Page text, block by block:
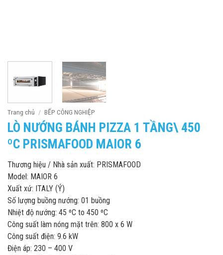
Trang chủ / BẾP CÔNG NGHIỆP
LÒ NƯỚNG BÁNH PIZZA 1 TẦNG\ 450
ºC PRISMAFOOD MAIOR 6
Thương hiệu / Nhà sản xuất: PRISMAFOOD
Model: MAIOR 6
Xuất xứ: ITALY (Ý)
Số lượng buồng nướng: 01 buồng
Nhiệt độ nướng: 45 ºC to 450 ºC
Công suất làm nóng mặt trên: 800 x 6 W
Công suất điện: 9.6 kW
Điện áp: 230 – 400 V